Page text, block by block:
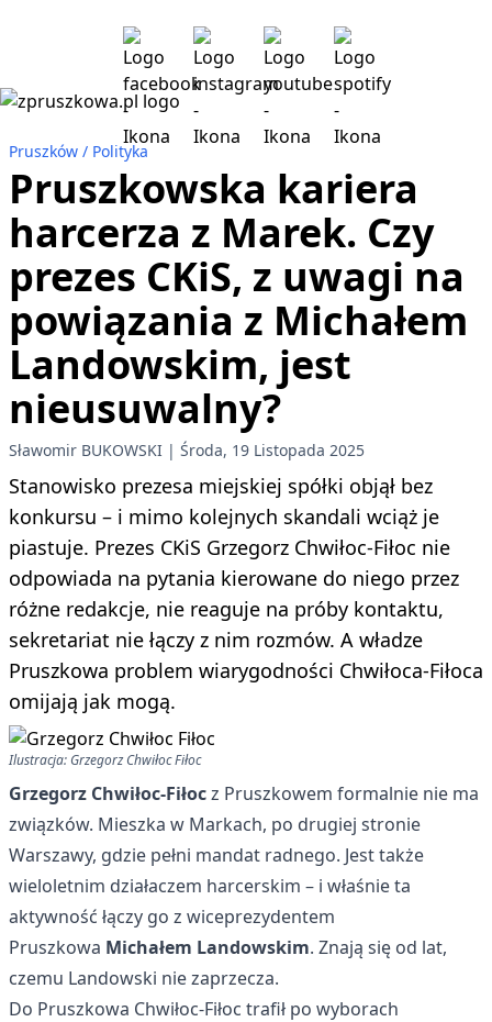
Pruszków Polityka
Pruszkowska kariera
harcerza z Marek. Czy
prezes CKiS, z uwagi na
powiązania z Michałem
Landowskim, jest
nieusuwalny?
Sławomir BUKOWSKI Środa, 19 Listopada 2025
Stanowisko prezesa miejskiej spółki objął bez
konkursu – i mimo kolejnych skandali wciąż je
piastuje. Prezes CKiS Grzegorz Chwiłoc-Fiłoc nie
odpowiada na pytania kierowane do niego przez
różne redakcje, nie reaguje na próby kontaktu,
sekretariat nie łączy z nim rozmów. A władze
Pruszkowa problem wiarygodności Chwiłoca-Fiłoca
omijają jak mogą.
Ilustracja: Grzegorz Chwiłoc Fiłoc
Grzegorz Chwiłoc-Fiłocz Pruszkowem formalnie nie ma
związków. Mieszka w Markach, po drugiej stronie
Warszawy, gdzie pełni mandat radnego. Jest także
wieloletnim działaczem harcerskim – i właśnie ta
aktywność łączy go z wiceprezydentem
Pruszkowa Michałem Landowskim. Znają się od lat,
czemu Landowski nie zaprzecza.
Do Pruszkowa Chwiłoc-Fiłoc trafił po wyborach